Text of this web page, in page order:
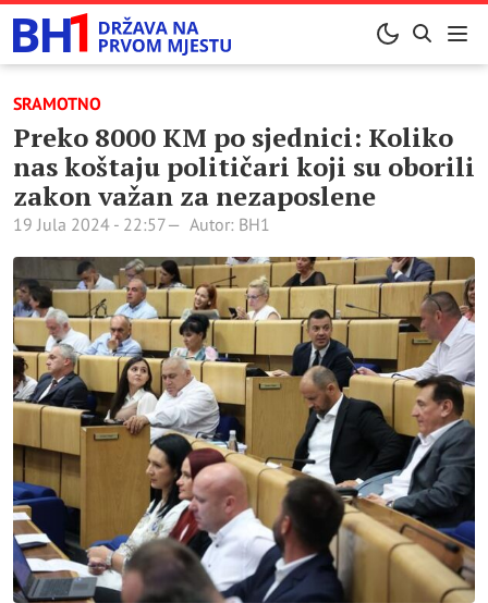
SRAMOTNO
Preko 8000 KM po sjednici: Koliko
nas koštaju političari koji su oborili
zakon važan za nezaposlene
19 Jula 2024 - 22:57 Autor: BH1